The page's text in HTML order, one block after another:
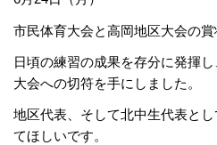
市民体育大会と高岡地区大会の賞
日頃の練習の成果を存分に発揮
大会への切符を手にしました。
地区代表、そして北中生代表と
てほしいです。